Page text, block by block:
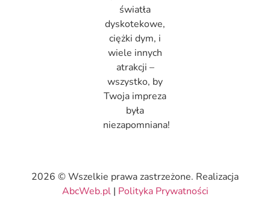
światła
dyskotekowe,
ciężki dym, i
wiele innych
atrakcji –
wszystko, by
Twoja impreza
była
niezapomniana!
2026 © Wszelkie prawa zastrzeżone. Realizacja
AbcWeb.pl| Polityka Prywatności